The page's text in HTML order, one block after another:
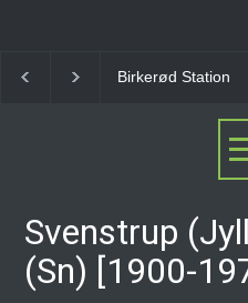
Allerød Station
Svenstrup
(Sn) [1900-